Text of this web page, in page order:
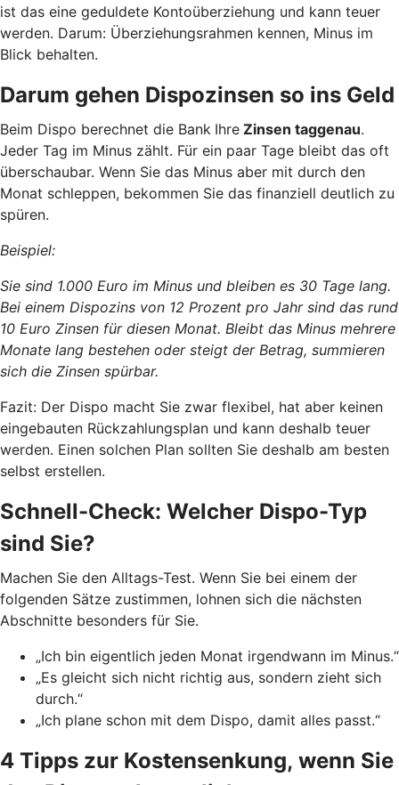
ist das eine geduldete Kontoüberziehung und kann teuer
werden. Darum: Überziehungsrahmen kennen, Minus im
Blick behalten.
Darum gehen Dispozinsen so ins Geld
Beim Dispo berechnet die Bank Ihre Zinsen taggenau.
Jeder Tag im Minus zählt. Für ein paar Tage bleibt das oft
überschaubar. Wenn Sie das Minus aber mit durch den
Monat schleppen, bekommen Sie das finanziell deutlich zu
spüren.
Beispiel:
Sie sind 1.000 Euro im Minus und bleiben es 30 Tage lang.
Bei einem Dispozins von 12 Prozent pro Jahr sind das rund
10 Euro Zinsen für diesen Monat. Bleibt das Minus mehrere
Monate lang bestehen oder steigt der Betrag, summieren
sich die Zinsen spürbar.
Fazit: Der Dispo macht Sie zwar flexibel, hat aber keinen
eingebauten Rückzahlungsplan und kann deshalb teuer
werden. Einen solchen Plan sollten Sie deshalb am besten
selbst erstellen.
Schnell-Check: Welcher Dispo-Typ
sind Sie?
Machen Sie den Alltags-Test. Wenn Sie bei einem der
folgenden Sätze zustimmen, lohnen sich die nächsten
Abschnitte besonders für Sie.
„Ich bin eigentlich jeden Monat irgendwann im Minus.“
„Es gleicht sich nicht richtig aus, sondern zieht sich
durch.“
„Ich plane schon mit dem Dispo, damit alles passt.“
4 Tipps zur Kostensenkung, wenn Sie